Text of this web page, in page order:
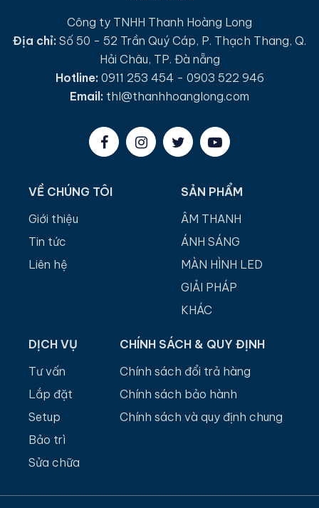
Công ty TNHH Thanh Hoàng Long
Địa chỉ: Số 50 - 52 Trần Quý Cáp, P. Thạch Thang, Q.
Hải Châu, TP. Đà nẵng
Hotline: 0911 253 454 - 0903 522 946
Email: thl@thanhhoanglong.com
VỀ CHÚNG TÔI
Giới thiệu
Tin tức
Liên hệ
SẢN PHẨM
ÂM THANH
ÁNH SÁNG
MÀN HÌNH LED
GIẢI PHÁP
KHÁC
DỊCH VỤ
Tư vấn
Lắp đặt
Setup
Bảo trì
Sửa chữa
CHÍNH SÁCH & QUY ĐỊNH
Chính sách đổi trả hàng
Chính sách bảo hành
Chính sách và quy định chung